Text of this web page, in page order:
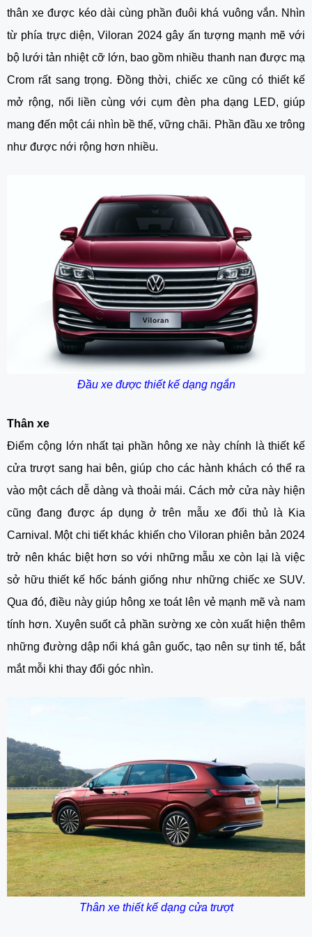
thân xe được kéo dài cùng phần đuôi khá vuông vắn. Nhìn
từ phía trực diện, Viloran 2024 gây ấn tượng mạnh mẽ với
bộ lưới tản nhiệt cỡ lớn, bao gồm nhiều thanh nan được mạ
Crom rất sang trọng. Đồng thời, chiếc xe cũng có thiết kế
mở rộng, nối liền cùng với cụm đèn pha dạng LED, giúp
mang đến một cái nhìn bề thế, vững chãi. Phần đầu xe trông
như được nới rộng hơn nhiều.
Đầu xe được thiết kế dạng ngắn
Thân xe
Điểm cộng lớn nhất tại phần hông xe này chính là thiết kế
cửa trượt sang hai bên, giúp cho các hành khách có thể ra
vào một cách dễ dàng và thoải mái. Cách mở cửa này hiện
cũng đang được áp dụng ở trên mẫu xe đối thủ là Kia
Carnival. Một chi tiết khác khiến cho Viloran phiên bản 2024
trở nên khác biệt hơn so với những mẫu xe còn lại là việc
sở hữu thiết kế hốc bánh giống như những chiếc xe SUV.
Qua đó, điều này giúp hông xe toát lên vẻ mạnh mẽ và nam
tính hơn. Xuyên suốt cả phần sường xe còn xuất hiện thêm
những đường dập nổi khá gân guốc, tạo nên sự tinh tế, bắt
mắt mỗi khi thay đổi góc nhìn.
Thân xe thiết kế dạng cửa trượt